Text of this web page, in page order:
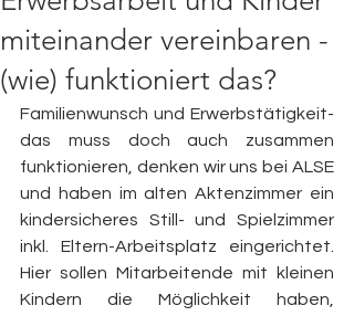
miteinander vereinbaren -
(wie) funktioniert das?
Familienwunsch und Erwerbstätigkeit-
das muss doch auch zusammen
funktionieren, denken wir uns bei ALSE
und haben im alten Aktenzimmer ein
kindersicheres Still- und Spielzimmer
inkl. Eltern-Arbeitsplatz eingerichtet.
Hier sollen Mitarbeitende mit kleinen
Kindern die Möglichkeit haben,